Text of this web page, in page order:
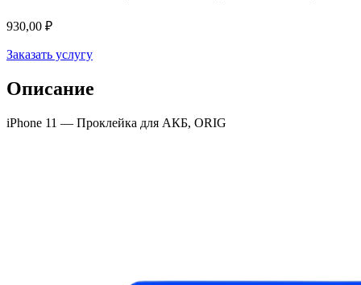
930,00 ₽
Заказать услугу
Описание
iPhone 11 — Проклейка для АКБ, ORIG